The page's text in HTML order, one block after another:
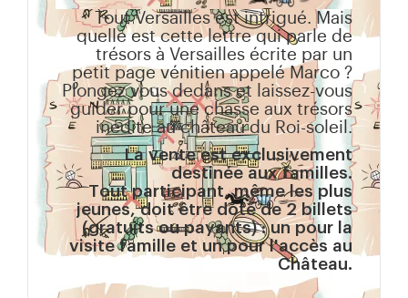
Tout Versailles est intrigué. Mais
quelle est cette lettre qui parle de
trésors à Versailles écrite par un
petit page vénitien appelé Marco ?
Plongez vous dedans et laissez-vous
guider pour une chasse aux trésors
inédite au château du Roi-soleil.
La vente est exclusivement
destinée aux familles.
Tout participant, même les plus
jeunes, doit être doté de 2 billets
(gratuits ou payants) : un pour la
visite famille et un pour l'accès au
Château.